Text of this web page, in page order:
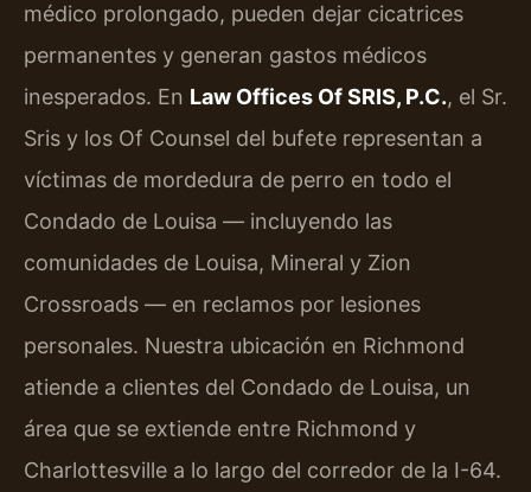
médico prolongado, pueden dejar cicatrices
permanentes y generan gastos médicos
inesperados. En Law Offices Of SRIS, P.C., el Sr.
Sris y los Of Counsel del bufete representan a
víctimas de mordedura de perro en todo el
Condado de Louisa — incluyendo las
comunidades de Louisa, Mineral y Zion
Crossroads — en reclamos por lesiones
personales. Nuestra ubicación en Richmond
atiende a clientes del Condado de Louisa, un
área que se extiende entre Richmond y
Charlottesville a lo largo del corredor de la I-64.